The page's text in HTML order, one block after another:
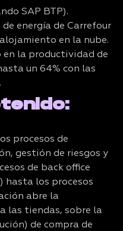
SAP BTP).
energía de Carrefour
en la nube.
en la productividad de
un 64% con las
procesos de
gestión de riesgos y
de back office
hasta los procesos
abre la
las tiendas, sobre la
de compra de